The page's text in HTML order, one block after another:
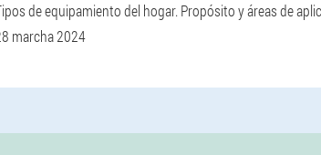
de equipamiento del hogar. Propósito y áreas de
marcha 2024